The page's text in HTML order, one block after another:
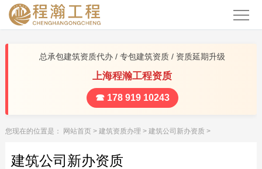
总承包建筑资质代办 / 专包建筑资质 / 资质延期升级
上海程瀚工程资质
☎ 178 919 10243
您现在的位置是： 网站首页> 建筑资质办理 > 建筑公司新办资质>
建筑公司新办资质